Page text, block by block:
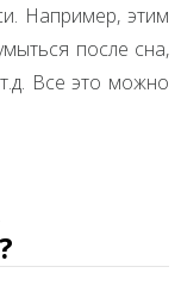
Например, этим
после сна,
Все это можно